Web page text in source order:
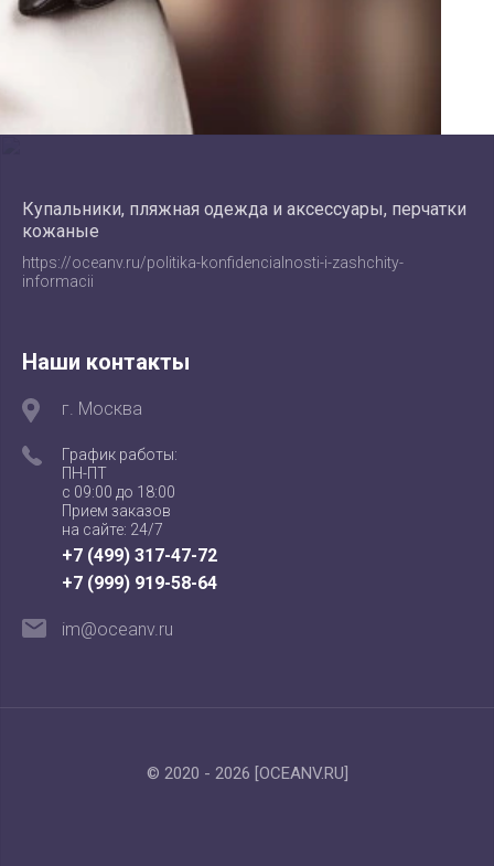
Купальники, пляжная одежда и аксессуары, перчатки
кожаные
https://oceanv.ru/politika-konfidencialnosti-i-zashchity-
informacii
Наши контакты
г. Москва
График работы:
ПН-ПТ
с 09:00 до 18:00
Прием заказов
на сайте: 24/7
+7 (499) 317-47-72
+7 (999) 919-58-64
im@oceanv.ru
© 2020 - 2026 [OCEANV.RU]